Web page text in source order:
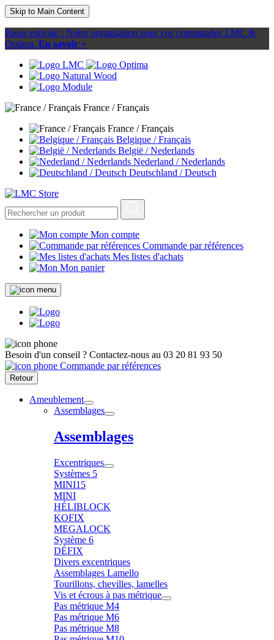
Skip to Main Content
Pause estivale : Notre organisation pour vos commandes LMC &
Optima. En savoir +
France / Français
France / Français
Belgique / Français
België / Nederlands
Nederland / Nederlands
Deutschland / Deutsch
Mon compte
Commande par références
Mes listes d'achats
Mon panier
Besoin d'un conseil ? Contactez-nous au 03 20 81 93 50
Commande par références
Retour
Ameublement
Assemblages
Assemblages
Excentriques
Systèmes 5
MINI15
MINI
HÉLIBLOCK
KOFIX
MEGALOCK
Système 6
DÉFIX
Divers excentriques
Assemblages Lamello
Tourillons, chevilles, lamelles
Vis et écrous à pas métrique
Pas métrique M4
Pas métrique M6
Pas métrique M8